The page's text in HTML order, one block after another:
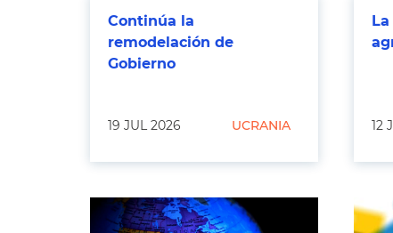
Continúa la
remodelación de
Gobierno
19 JUL 2026 UCRANIA 12